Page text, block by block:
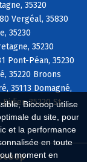
Biocoop utilise
du site, pour
et la performance
en toute
moment en
35320
Vergéal, 35830
35230
35230
Pont-Péan, 35230
35220 Broons
35113 Domagné,
35220 St-